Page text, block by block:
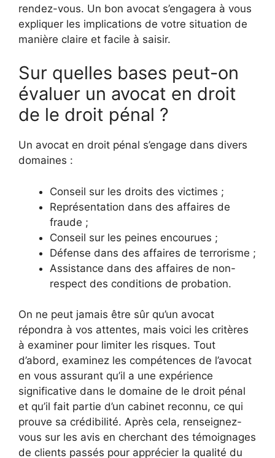
rendez-vous. Un bon avocat s’engagera à vous
expliquer les implications de votre situation de
manière claire et facile à saisir.
Sur quelles bases peut-on
évaluer un avocat en droit
de le droit pénal ?
Un avocat en droit pénal s’engage dans divers
domaines :
Conseil sur les droits des victimes ;
Représentation dans des affaires de
fraude ;
Conseil sur les peines encourues ;
Défense dans des affaires de terrorisme ;
Assistance dans des affaires de non-
respect des conditions de probation.
On ne peut jamais être sûr qu’un avocat
répondra à vos attentes, mais voici les critères
à examiner pour limiter les risques. Tout
d’abord, examinez les compétences de l’avocat
en vous assurant qu’il a une expérience
significative dans le domaine de le droit pénal
et qu’il fait partie d’un cabinet reconnu, ce qui
prouve sa crédibilité. Après cela, renseignez-
vous sur les avis en cherchant des témoignages
de clients passés pour apprécier la qualité du